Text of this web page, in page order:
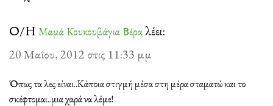
Ο/Η Μαμά Κουκουβάγια Βέραλέει:
20 Μαΐου, 2012 στις 11:33 μμ
Όπως τα λες είναι..Κάποια στιγμή μέσα στη μέρα σταματώ και το
σκέφτομαι..μια χαρά να λέμε!